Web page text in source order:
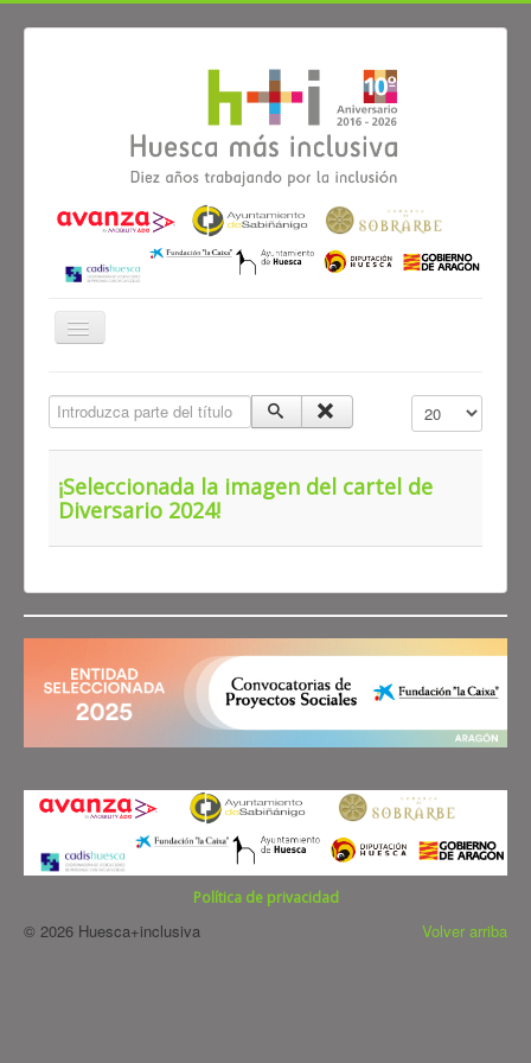
Cambiar
navegación
≡
Introduzca parte del título Cantidad a
¡Seleccionada la imagen del cartel de
Diversario 2024!
Política de privacidad
Volver arriba
© 2026 Huesca+inclusiva